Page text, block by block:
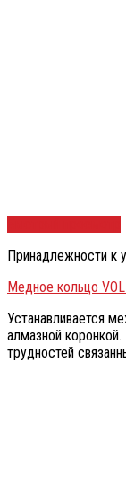
Принадлежности к
Медное кольцо
Устанавливается
алмазной
трудностей